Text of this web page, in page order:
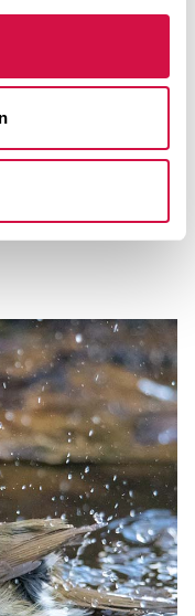
pas sur le